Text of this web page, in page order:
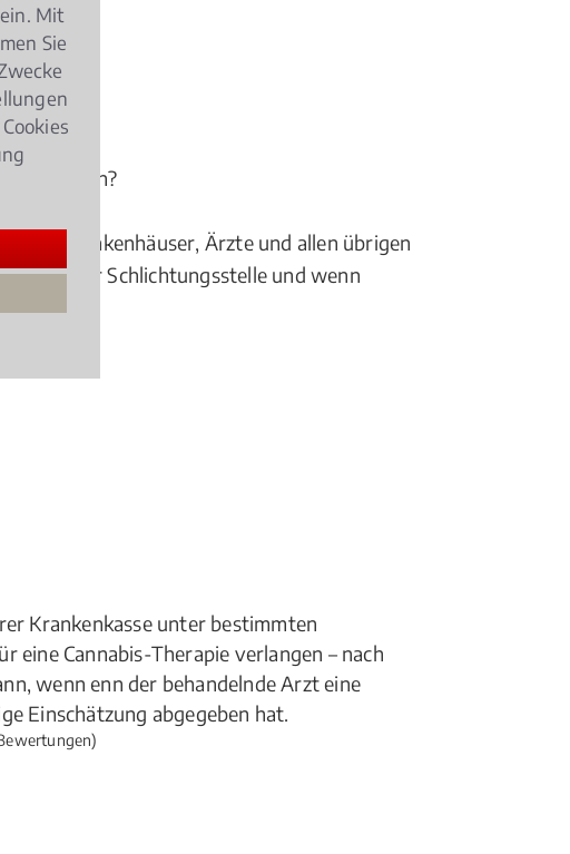
zu beachten?
Krankenhäuser, Ärzte und allen übrigen
vor einer Schlichtungsstelle und wenn
Krankenkasse unter bestimmten
eine Cannabis-Therapie verlangen – nach
wenn enn der behandelnde Arzt eine
Einschätzung abgegeben hat.
Mit
Sie